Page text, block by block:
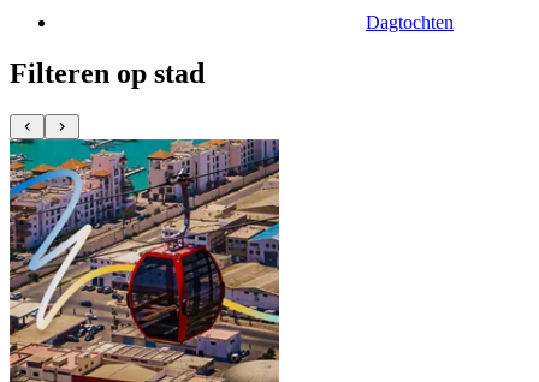
Dagtochten
Filteren op stad